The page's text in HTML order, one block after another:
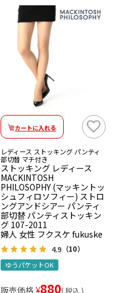
カートに入れる
レディース ストッキング パンティ
部切替 マチ付き
ストッキング レディース
MACKINTOSH
PHILOSOPHY (マッキントッ
シュフィロソフィー) ストロ
ングアンドシアー パンティ
部切替 パンティストッキン
グ 107-2011
婦人 女性 フクスケ fukuske
4.9 （10）
ゆうパケットOK
販売価格 ¥880 税込